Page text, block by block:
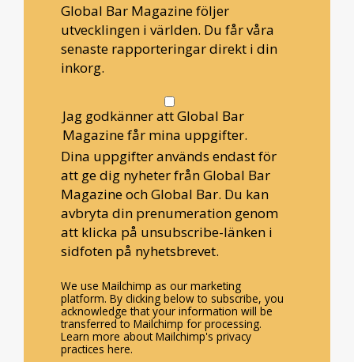
Global Bar Magazine följer
utvecklingen i världen. Du får våra
senaste rapporteringar direkt i din
inkorg.
Jag godkänner att Global Bar
Magazine får mina uppgifter.
Dina uppgifter används endast för
att ge dig nyheter från Global Bar
Magazine och Global Bar. Du kan
avbryta din prenumeration genom
att klicka på unsubscribe-länken i
sidfoten på nyhetsbrevet.
We use Mailchimp as our marketing
platform. By clicking below to subscribe, you
acknowledge that your information will be
transferred to Mailchimp for processing.
Learn more about Mailchimp's privacy
practices here.